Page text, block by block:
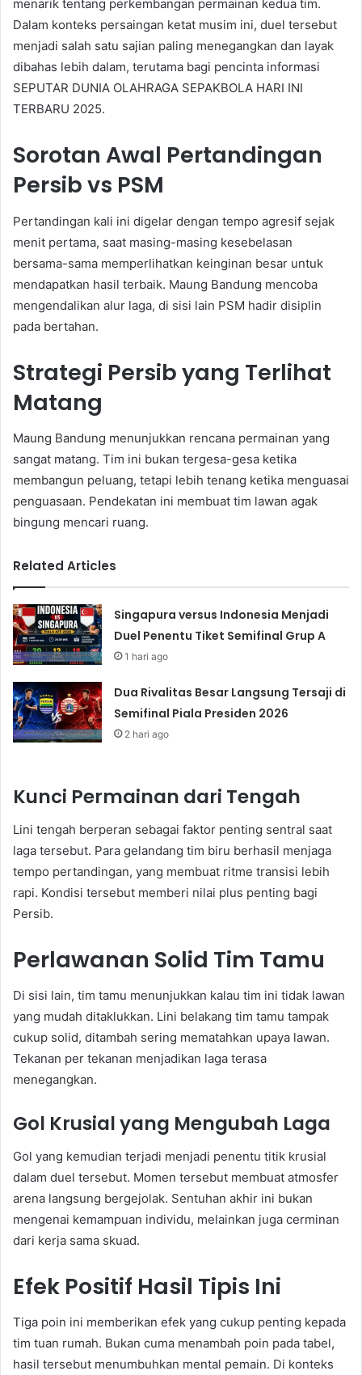
menarik tentang perkembangan permainan kedua tim.
Dalam konteks persaingan ketat musim ini, duel tersebut
menjadi salah satu sajian paling menegangkan dan layak
dibahas lebih dalam, terutama bagi pencinta informasi
SEPUTAR DUNIA OLAHRAGA SEPAKBOLA HARI INI
TERBARU 2025.
Sorotan Awal Pertandingan
Persib vs PSM
Pertandingan kali ini digelar dengan tempo agresif sejak
menit pertama, saat masing-masing kesebelasan
bersama-sama memperlihatkan keinginan besar untuk
mendapatkan hasil terbaik. Maung Bandung mencoba
mengendalikan alur laga, di sisi lain PSM hadir disiplin
pada bertahan.
Strategi Persib yang Terlihat
Matang
Maung Bandung menunjukkan rencana permainan yang
sangat matang. Tim ini bukan tergesa-gesa ketika
membangun peluang, tetapi lebih tenang ketika menguasai
penguasaan. Pendekatan ini membuat tim lawan agak
bingung mencari ruang.
Related Articles
Singapura versus Indonesia Menjadi
Duel Penentu Tiket Semifinal Grup A
1 hari ago
Dua Rivalitas Besar Langsung Tersaji di
Semifinal Piala Presiden 2026
2 hari ago
Kunci Permainan dari Tengah
Lini tengah berperan sebagai faktor penting sentral saat
laga tersebut. Para gelandang tim biru berhasil menjaga
tempo pertandingan, yang membuat ritme transisi lebih
rapi. Kondisi tersebut memberi nilai plus penting bagi
Persib.
Perlawanan Solid Tim Tamu
Di sisi lain, tim tamu menunjukkan kalau tim ini tidak lawan
yang mudah ditaklukkan. Lini belakang tim tamu tampak
cukup solid, ditambah sering mematahkan upaya lawan.
Tekanan per tekanan menjadikan laga terasa
menegangkan.
Gol Krusial yang Mengubah Laga
Gol yang kemudian terjadi menjadi penentu titik krusial
dalam duel tersebut. Momen tersebut membuat atmosfer
arena langsung bergejolak. Sentuhan akhir ini bukan
mengenai kemampuan individu, melainkan juga cerminan
dari kerja sama skuad.
Efek Positif Hasil Tipis Ini
Tiga poin ini memberikan efek yang cukup penting kepada
tim tuan rumah. Bukan cuma menambah poin pada tabel,
hasil tersebut menumbuhkan mental pemain. Di konteks